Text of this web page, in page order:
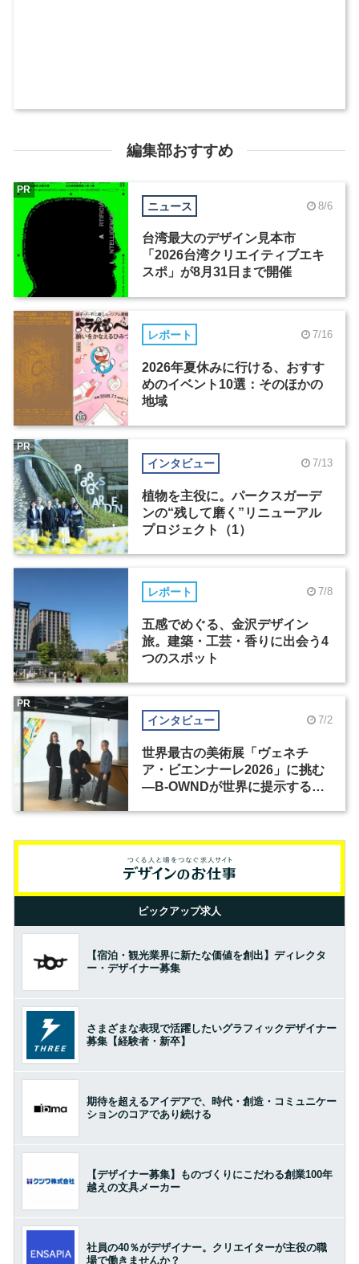
編集部おすすめ
ニュース 8/6
台湾最大のデザイン見本市
「2026台湾クリエイティブエキ
スポ」が8月31日まで開催
PR
レポート 7/16
2026年夏休みに行ける、おすす
めのイベント10選：そのほかの
地域
インタビュー 7/13
植物を主役に。パークスガーデ
ンの“残して磨く”リニューアル
プロジェクト（1）
PR
レポート 7/8
五感でめぐる、金沢デザイン
旅。建築・工芸・香りに出会う4
つのスポット
インタビュー 7/2
世界最古の美術展「ヴェネチ
ア・ビエンナーレ2026」に挑む
―B-OWNDが世界に提示する美
PR
ピックアップ求人
【宿泊・観光業界に新たな価値を創出】ディレクタ
ー・デザイナー募集
さまざまな表現で活躍したいグラフィックデザイナー
募集【経験者・新卒】
期待を超えるアイデアで、時代・創造・コミュニケー
ションのコアであり続ける
【デザイナー募集】ものづくりにこだわる創業100年
越えの文具メーカー
社員の40％がデザイナー。クリエイターが主役の職
場で働きませんか？